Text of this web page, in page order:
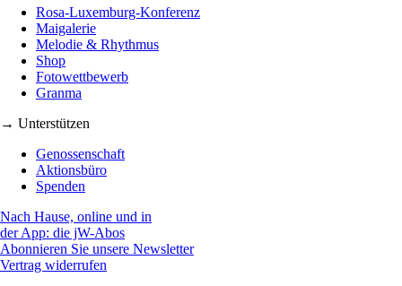
Rosa-Luxemburg-Konferenz
Maigalerie
Melodie & Rhythmus
Shop
Fotowettbewerb
Granma
→ Unterstützen
Genossenschaft
Aktionsbüro
Spenden
Nach Hause, online und in
der App: die jW-Abos
Abonnieren Sie unsere Newsletter
Vertrag widerrufen